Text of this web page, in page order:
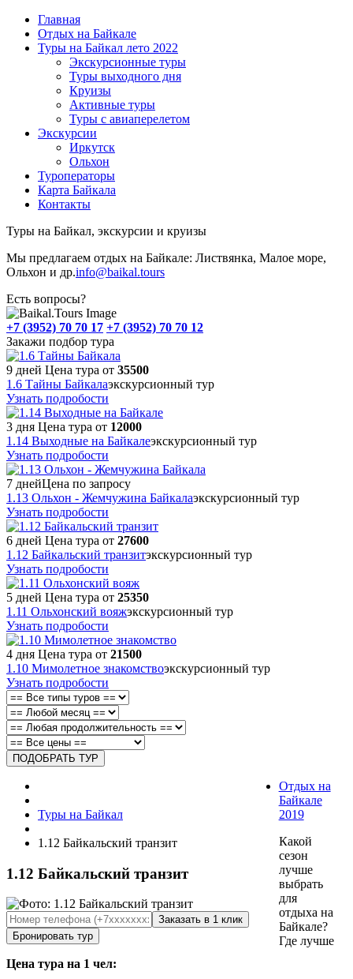
Главная
Отдых на Байкале
Туры на Байкал лето 2022
Экскурсионные туры
Туры выходного дня
Круизы
Активные туры
Туры с авиаперелетом
Экскурсии
Иркутск
Ольхон
Туроператоры
Карта Байкала
Контакты
Туры на Байкал, экскурсии и круизы
Мы предлагаем отдых на Байкале: Листвянка, Малое море,
Ольхон и др.info@baikal.tours
Есть вопросы?
+7 (3952) 70 70 17 +7 (3952) 70 70 12
Закажи подбор тура
9 дней Цена тура от 35500
1.6 Тайны Байкалаэкскурсионный тур
Узнать подробости
3 дня Цена тура от 12000
1.14 Выходные на Байкалеэкскурсионный тур
Узнать подробости
7 днейЦена по запросу
1.13 Ольхон - Жемчужина Байкалаэкскурсионный тур
Узнать подробости
6 дней Цена тура от 27600
1.12 Байкальский транзитэкскурсионный тур
Узнать подробости
5 дней Цена тура от 25350
1.11 Ольхонский вояжэкскурсионный тур
Узнать подробости
4 дня Цена тура от 21500
1.10 Мимолетное знакомствоэкскурсионный тур
Узнать подробости
Туры на Байкал
1.12 Байкальский транзит
1.12 Байкальский транзит
Заказать в 1 клик
Бронировать тур
Цена тура на 1 чел:
Отдых на
Байкале
2019
Какой
сезон
лучше
выбрать
для
отдыха на
Байкале?
Где лучше